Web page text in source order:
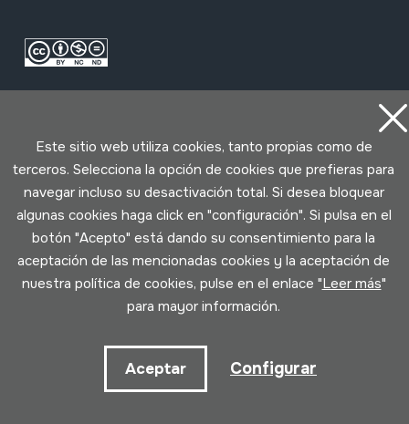
Política de cookies
Desarrollado por Lotura
Este sitio web utiliza cookies, tanto propias como de
terceros. Selecciona la opción de cookies que prefieras para
navegar incluso su desactivación total. Si desea bloquear
algunas cookies haga click en "configuración". Si pulsa en el
botón "Acepto" está dando su consentimiento para la
aceptación de las mencionadas cookies y la aceptación de
nuestra política de cookies, pulse en el enlace "Leer más"
para mayor información.
Aceptar Configurar